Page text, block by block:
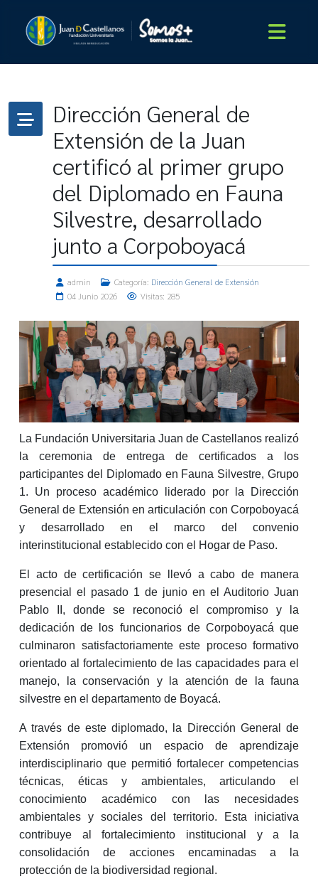
Dirección General de
Extensión de la Juan
certificó al primer grupo
del Diplomado en Fauna
Silvestre, desarrollado
junto a Corpoboyacá
admin Categoría: Dirección General de Extensión
04 Junio 2026
Visitas: 285
La Fundación Universitaria Juan de Castellanos realizó
la ceremonia de entrega de certificados a los
participantes del Diplomado en Fauna Silvestre, Grupo
1. Un proceso académico liderado por la Dirección
General de Extensión en articulación con Corpoboyacá
y desarrollado en el marco del convenio
interinstitucional establecido con el Hogar de Paso.
El acto de certificación se llevó a cabo de manera
presencial el pasado 1 de junio en el Auditorio Juan
Pablo II, donde se reconoció el compromiso y la
dedicación de los funcionarios de Corpoboyacá que
culminaron satisfactoriamente este proceso formativo
orientado al fortalecimiento de las capacidades para el
manejo, la conservación y la atención de la fauna
silvestre en el departamento de Boyacá.
A través de este diplomado, la Dirección General de
Extensión promovió un espacio de aprendizaje
interdisciplinario que permitió fortalecer competencias
técnicas, éticas y ambientales, articulando el
conocimiento académico con las necesidades
ambientales y sociales del territorio. Esta iniciativa
contribuye al fortalecimiento institucional y a la
consolidación de acciones encaminadas a la
protección de la biodiversidad regional.